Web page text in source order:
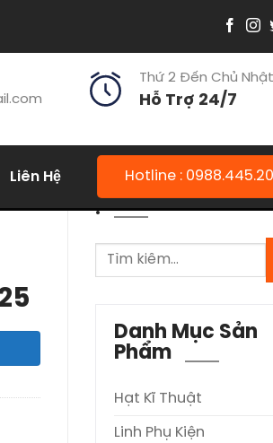
Thứ 2 Đến Chủ Nhật
Hỗ Trợ 24/7
Liên Hệ Hotline :
.
Danh Mục Sản
Phẩm
Hạt Kĩ Thuật
Linh Phụ Kiện